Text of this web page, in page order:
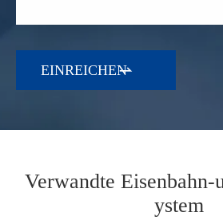

Verwandte Eisenbahn-
ystem